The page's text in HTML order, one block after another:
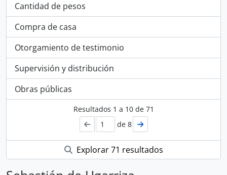
Cantidad de pesos
Compra de casa
Otorgamiento de testimonio
Supervisión y distribución
Obras públicas
Resultados 1 a 10de 71
de 8
Explorar 71 resultados